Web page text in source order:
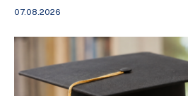
07.08.2026